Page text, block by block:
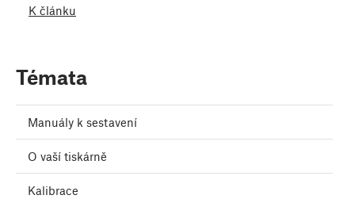
K článku
Témata
Manuály k sestavení
O vaší tiskárně
Kalibrace